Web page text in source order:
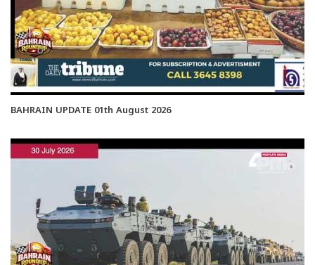
BAHRAIN UPDATE 01th August 2026